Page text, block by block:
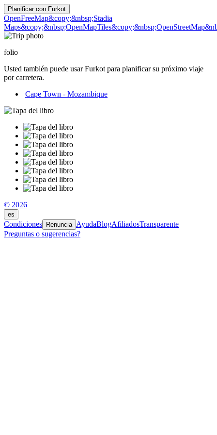
Planificar con Furkot
OpenFreeMap&copy;&nbsp;Stadia
Maps&copy;&nbsp;OpenMapTiles
folio
Usted también puede usar Furkot para planificar su próximo viaje
por carretera.
Cape Town - Mozambique
© 2026
es
Condiciones Renuncia AyudaBlogAfiliadosTransparente
Preguntas o sugerencias?